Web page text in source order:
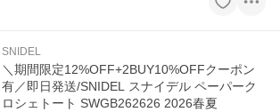
SNIDEL
＼期間限定12%OFF+2BUY10%OFFクーポン
有／即日発送/SNIDEL スナイデル ペーパーク
ロシェトート SWGB262626 2026春夏